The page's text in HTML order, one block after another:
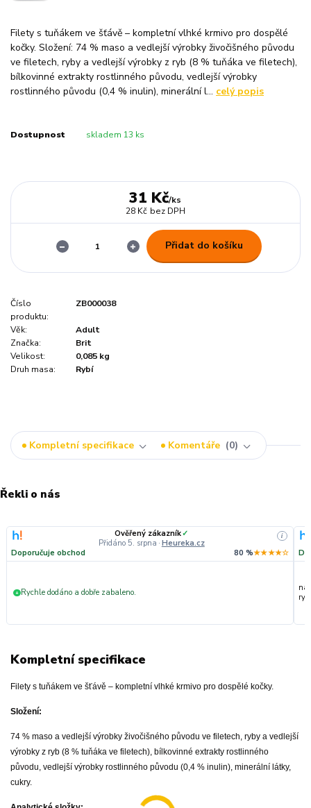
Filety s tuňákem ve šťávě – kompletní vlhké krmivo pro dospělé
kočky. Složení: 74 % maso a vedlejší výrobky živočišného původu
ve filetech, ryby a vedlejší výrobky z ryb (8 % tuňáka ve filetech),
bílkovinné extrakty rostlinného původu, vedlejší výrobky
rostlinného původu (0,4 % inulin), minerální l... celý popis
Dostupnost skladem 13 ks
31 Kč/ks
28 Kč bez DPH
Přidat do košíku
Číslo
produktu:
ZB000038
Věk:
Adult
Značka:
Brit
Velikost:
0,085 kg
Druh masa:
Rybí
Kompletní specifikace Komentáře 0
Řekli o nás
Ověřený zákazník✓
Přidáno 5. srpna · Heureka.cz
i
Doporučuje obchod 80 %★★★★☆
+ Rychle dodáno a dobře zabaleno.
Kompletní specifikace
Filety s tuňákem ve šťávě – kompletní vlhké krmivo pro dospělé kočky.
Složení:
74 % maso a vedlejší výrobky živočišného původu ve filetech, ryby a vedlejší
výrobky z ryb (8 % tuňáka ve filetech), bílkovinné extrakty rostlinného
původu, vedlejší výrobky rostlinného původu (0,4 % inulin), minerální látky,
cukry.